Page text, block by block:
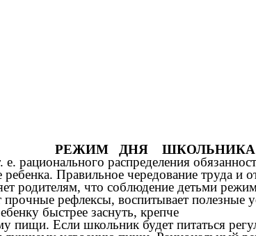
РЕЖИМ ДНЯ ШКОЛЬНИКА
рационального распределения
Правильное чередование труда и
родителям, что соблюдение детьми
рефлексы, воспитывает полезные
быстрее заснуть, крепче
пищи. Если школьник будет питаться